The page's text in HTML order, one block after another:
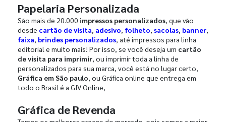
Papelaria Personalizada
São mais de 20.000 impressos personalizados, que vão
desde cartão de visita, adesivo, folheto, sacolas, banner,
faixa, brindes personalizados, até impressos para linha
editorial e muito mais! Por isso, se você deseja um cartão
de visita para imprimir, ou imprimir toda a linha de
personalizados para sua marca, você está no lugar certo,
Gráfica em São paulo, ou Gráfica online que entrega em
todo o Brasil é a GIV Online,
Gráfica de Revenda